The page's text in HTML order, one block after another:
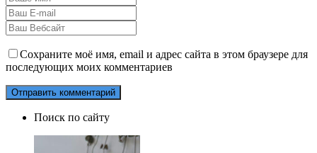
Сохраните моё имя, email и адрес сайта в этом браузере для
последующих моих комментариев
Поиск по сайту